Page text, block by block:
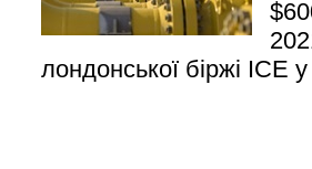
лондонської біржі ICE